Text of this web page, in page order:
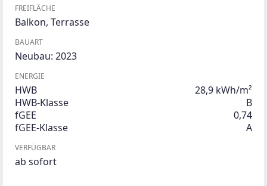
FREIFLÄCHE
Balkon, Terrasse
BAUART
Neubau: 2023
ENERGIE
HWB
28,9 kWh/m²
HWB-Klasse
B
fGEE
0,74
fGEE-Klasse
A
VERFÜGBAR
ab sofort